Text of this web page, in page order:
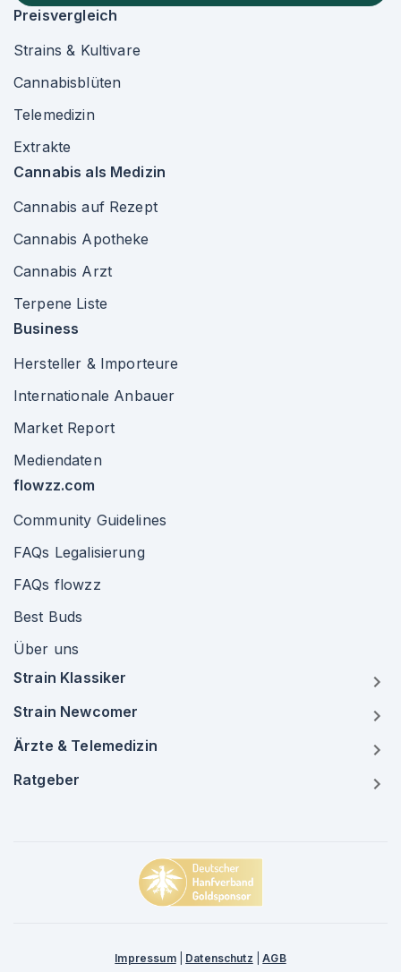
Preisvergleich
Strains & Kultivare
Cannabisblüten
Telemedizin
Extrakte
Cannabis als Medizin
Cannabis auf Rezept
Cannabis Apotheke
Cannabis Arzt
Terpene Liste
Business
Hersteller & Importeure
Internationale Anbauer
Market Report
Mediendaten
flowzz.com
Community Guidelines
FAQs Legalisierung
FAQs flowzz
Best Buds
Über uns
Strain Klassiker
Strain Newcomer
Ärzte & Telemedizin
Ratgeber
Impressum| Datenschutz |AGB